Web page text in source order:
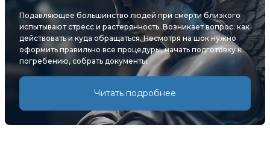
Подавляющее большинство людей при смерти близкого
испытывают стресс и растерянность. Возникает вопрос: как
действовать и куда обращаться. Несмотря на шок нужно
оформить правильно все процедуры, начать подготовку к
погребению, собрать документы.
Читать подробнее